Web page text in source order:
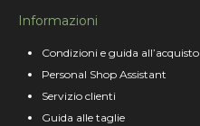
Informazioni
Condizioni e guida all’acquisto
Personal Shop Assistant
Servizio clienti
Guida alle taglie